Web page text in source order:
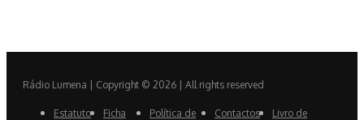
Rádio Lumena | Copyright © 2026 | All rights reserved
Estatuto Ficha Política de Contactos Livro de